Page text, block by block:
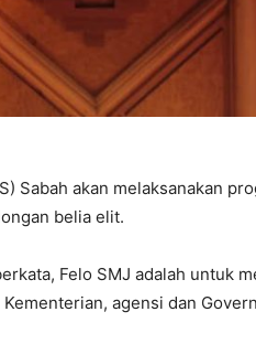
Sabah akan melaksanakan
belia elit.
Felo SMJ adalah untuk
Kementerian, agensi dan